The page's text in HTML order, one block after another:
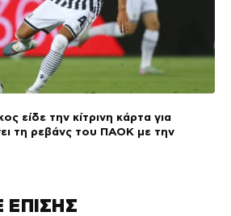
είδε την κίτρινη κάρτα για
τη ρεβάνς του ΠΑΟΚ με την
ΕΠΙΣΗΣ